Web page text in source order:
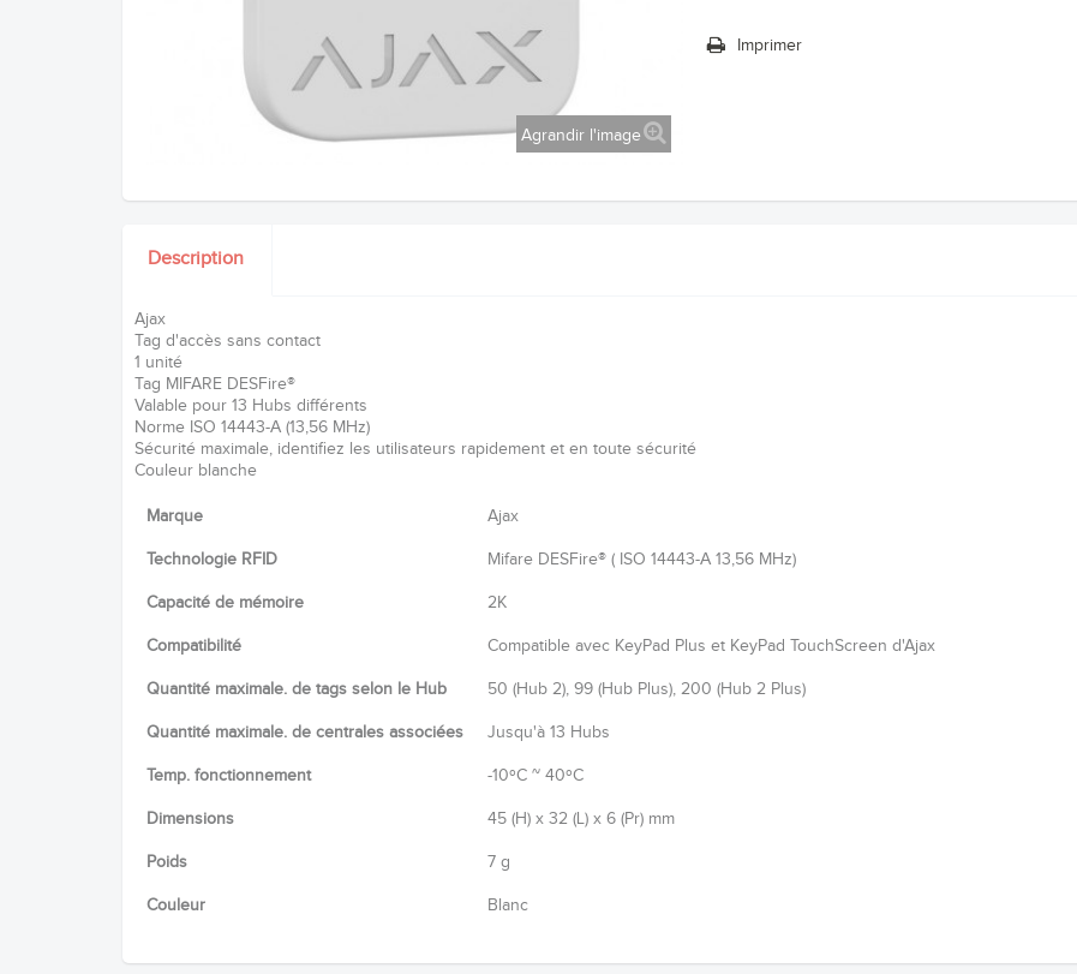
Agrandir l'image
Imprimer
Description
Ajax
Tag d'accès sans contact
1 unité
Tag MIFARE DESFire®
Valable pour 13 Hubs différents
Norme ISO 14443-А (13,56 MHz)
Sécurité maximale, identifiez les utilisateurs rapidement et en toute sécurité
Couleur blanche
Marque Ajax
Technologie RFID Mifare DESFire® ( ISO 14443-А 13,56 MHz)
Capacité de mémoire 2K
Compatibilité Compatible avec KeyPad Plus et KeyPad TouchScreen d'Ajax
Quantité maximale. de tags selon le Hub 50 (Hub 2), 99 (Hub Plus), 200 (Hub 2 Plus)
Quantité maximale. de centrales associées Jusqu'à 13 Hubs
Temp. fonctionnement -10ºC ~ 40ºC
Dimensions 45 (H) x 32 (L) x 6 (Pr) mm
Poids 7 g
Couleur Blanc